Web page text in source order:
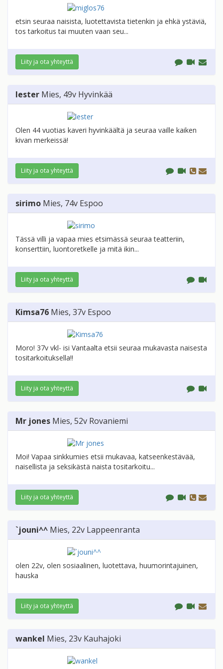
etsin seuraa naisista, luotettavista tietenkin ja ehkä ystäviä,
tos tarkoitus tai muuten vaan seu...
Liity ja ota yhteyttä
lester Mies, 49v Hyvinkää
Olen 44 vuotias kaveri hyvinkäältä ja seuraa vaille kaiken
kivan merkeissä!
Liity ja ota yhteyttä
sirimo Mies, 74v Espoo
Tässä villi ja vapaa mies etsimässä seuraa teatteriin,
konserttiin, luontoretkelle ja mitä ikin...
Liity ja ota yhteyttä
Kimsa76 Mies, 37v Espoo
Moro! 37v vkl- isi Vantaalta etsii seuraa mukavasta naisesta
tositarkoituksella!!
Liity ja ota yhteyttä
Mr jones Mies, 52v Rovaniemi
Moi! Vapaa sinkkumies etsii mukavaa, katseenkestävää,
naisellista ja seksikästä naista tositarkoitu...
Liity ja ota yhteyttä
`jouni^^ Mies, 22v Lappeenranta
olen 22v, olen sosiaalinen, luotettava, huumorintajuinen,
hauska
Liity ja ota yhteyttä
wankel Mies, 23v Kauhajoki